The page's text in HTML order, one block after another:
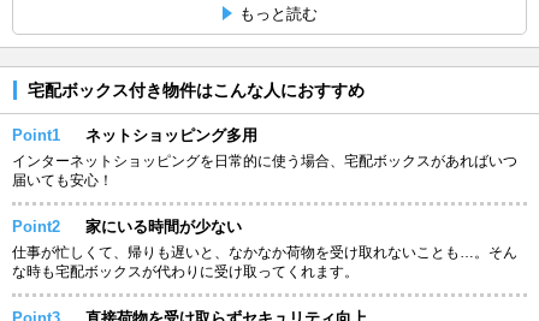
もっと読む
宅配ボックス付き物件はこんな人におすすめ
Point1 ネットショッピング多用
インターネットショッピングを日常的に使う場合、宅配ボックスがあればいつ
届いても安心！
Point2 家にいる時間が少ない
仕事が忙しくて、帰りも遅いと、なかなか荷物を受け取れないことも…。そん
な時も宅配ボックスが代わりに受け取ってくれます。